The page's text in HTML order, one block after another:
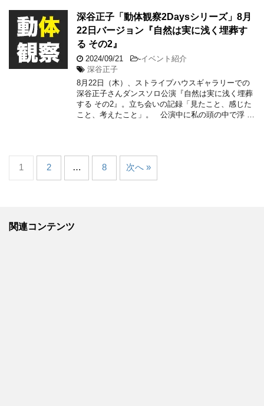
深谷正子「動体観察2Daysシリーズ」8月
22日バージョン『自然は実に浅く埋葬す
る その2』
2024/09/21 -イベント紹介
深谷正子
8月22日（木）、ストライプハウスギャラリーでの
深谷正子さんダンスソロ公演『自然は実に浅く埋葬
する その2』。立ち会いの記録「見たこと、感じた
こと、考えたこと」。 公演中に私の頭の中で浮 …
1 2 … 8 次へ »
関連コンテンツ